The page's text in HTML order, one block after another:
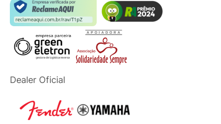
Dealer Oficial